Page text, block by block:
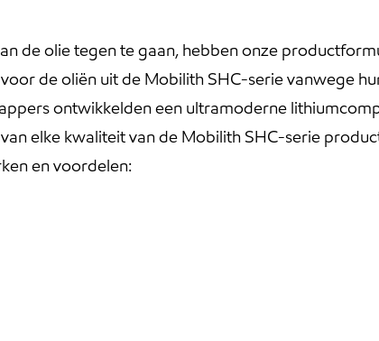
de olie tegen te gaan, hebben onze
de oliën uit de Mobilith SHC-serie vanwege
ontwikkelden een ultramoderne
elke kwaliteit van de Mobilith SHC-serie
en voordelen: